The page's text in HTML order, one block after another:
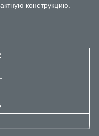
конструкцию.